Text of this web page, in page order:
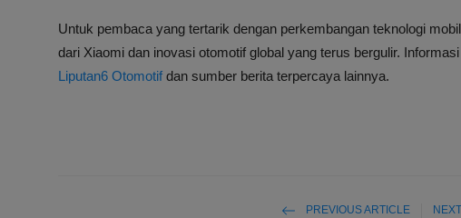
Untuk pembaca yang tertarik dengan perkembangan teknologi
dari Xiaomi dan inovasi otomotif global yang terus bergulir.
Liputan6 Otomotif dan sumber berita terpercaya lainnya.
PREVIOUS ARTICLE